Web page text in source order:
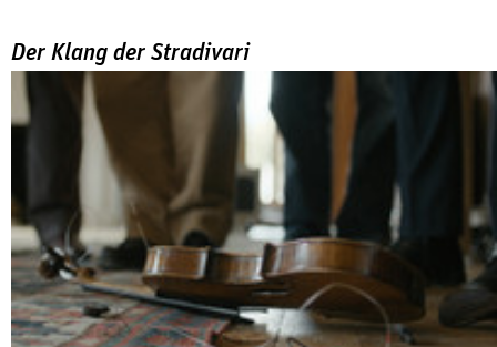
Der Klang der Stradivari